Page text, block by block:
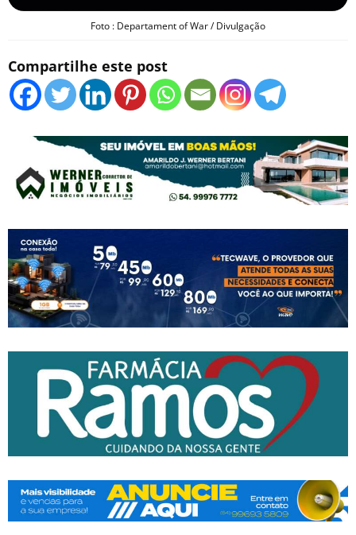
Foto : Departament of War / Divulgação
Compartilhe este post